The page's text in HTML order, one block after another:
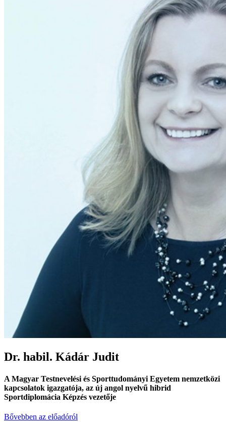
Dr. habil. Kádár Judit
A Magyar Testnevelési és Sporttudományi Egyetem nemzetközi
kapcsolatok igazgatója, az új angol nyelvű hibrid
Sportdiplomácia Képzés vezetője
Bővebben az előadóról